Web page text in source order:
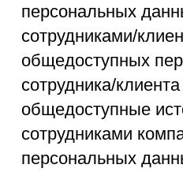
персональных
сотрудниками/
общедоступных
сотрудника/
общедоступные
сотрудниками
персональных